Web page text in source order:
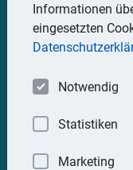
Informationen
eingesetzten
Notwendig
Statistiken
Marketing